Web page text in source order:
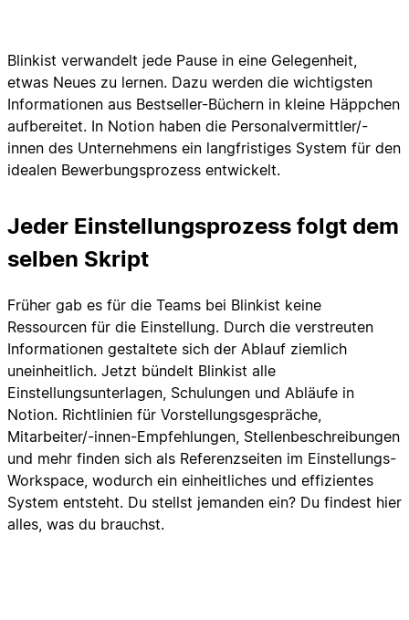
Blinkist verwandelt jede Pause in eine Gelegenheit,
etwas Neues zu lernen. Dazu werden die wichtigsten
Informationen aus Bestseller-Büchern in kleine Häppchen
aufbereitet. In Notion haben die Personalvermittler/-
innen des Unternehmens ein langfristiges System für den
idealen Bewerbungsprozess entwickelt.
Jeder Einstellungsprozess folgt dem
selben Skript
Früher gab es für die Teams bei Blinkist keine
Ressourcen für die Einstellung. Durch die verstreuten
Informationen gestaltete sich der Ablauf ziemlich
uneinheitlich. Jetzt bündelt Blinkist alle
Einstellungsunterlagen, Schulungen und Abläufe in
Notion. Richtlinien für Vorstellungsgespräche,
Mitarbeiter/-innen-Empfehlungen, Stellenbeschreibungen
und mehr finden sich als Referenzseiten im Einstellungs-
Workspace, wodurch ein einheitliches und effizientes
System entsteht. Du stellst jemanden ein? Du findest hier
alles, was du brauchst.